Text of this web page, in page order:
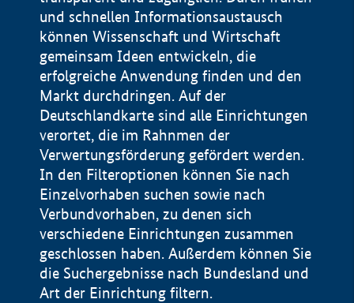
und schnellen Informationsaustausch
können Wissenschaft und Wirtschaft
gemeinsam Ideen entwickeln, die
erfolgreiche Anwendung finden und den
Markt durchdringen. Auf der
Deutschlandkarte sind alle Einrichtungen
verortet, die im Rahnmen der
Verwertungsförderung gefördert werden.
In den Filteroptionen können Sie nach
Einzelvorhaben suchen sowie nach
Verbundvorhaben, zu denen sich
verschiedene Einrichtungen zusammen
geschlossen haben. Außerdem können Sie
die Suchergebnisse nach Bundesland und
Art der Einrichtung filtern.